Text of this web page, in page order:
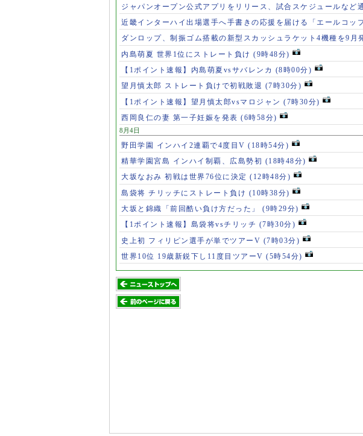
ジャパンオープン公式アプリをリリース、試合スケジュールなど
近畿インターハイ出場選手へ手書きの応援を届ける「エールコッ
ダンロップ、制振ゴム搭載の新型スカッシュラケット4機種を9月
内島萌夏 世界1位にストレート負け (9時48分)
【1ポイント速報】内島萌夏vsサバレンカ (8時00分)
望月慎太郎 ストレート負けで初戦敗退 (7時30分)
【1ポイント速報】望月慎太郎vsマロジャン (7時30分)
西岡良仁の妻 第一子妊娠を発表 (6時58分)
8月4日
野田学園 インハイ2連覇で4度目V (18時54分)
精華学園宮島 インハイ制覇、広島勢初 (18時48分)
大坂なおみ 初戦は世界76位に決定 (12時48分)
島袋将 チリッチにストレート負け (10時38分)
大坂と錦織「前回酷い負け方だった」 (9時29分)
【1ポイント速報】島袋将vsチリッチ (7時30分)
史上初 フィリピン選手が単でツアーV (7時03分)
世界10位 19歳新鋭下し11度目ツアーV (5時54分)